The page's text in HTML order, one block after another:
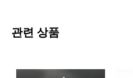
관련 상품